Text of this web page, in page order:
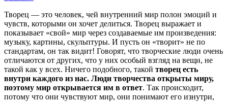
Творец — это человек, чей внутренний мир полон эмоций и
чувств, которыми он хочет делиться. Творец выражает и
показывает «свой» мир через создаваемые им произведения:
музыку, картины, скульптуры. И пусть он «творит» не по
стандартам, он так видит! Говорят, что творческие люди очень
отличаются от других, что у них особый взгляд на вещи, не
такой как у всех. Ничего подобного, такой творец есть
внутри каждого из нас. Люди творчества открыты миру,
поэтому мир открывается им в ответ. Так происходит,
потому что они чувствуют мир, они понимают его изнутри,